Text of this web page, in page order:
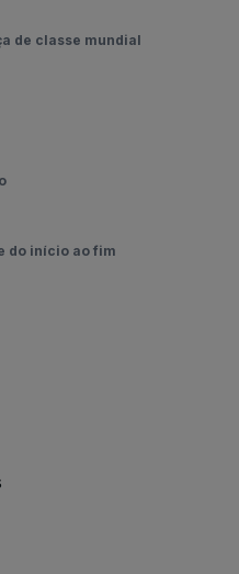
de classe mundial
do início ao fim